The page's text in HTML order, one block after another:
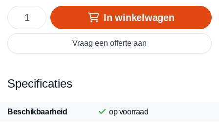
In winkelwagen
Vraag een offerte aan
Specificaties
Beschikbaarheid op voorraad